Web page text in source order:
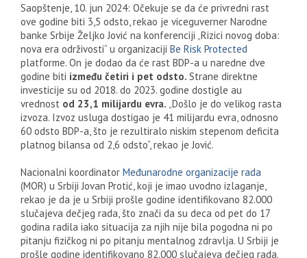
Saopštenje, 10. jun 2024: Očekuje se da će privredni rast
ove godine biti 3,5 odsto, rekao je viceguverner Narodne
banke Srbije Željko Jović na konferenciji „Rizici novog doba:
nova era održivosti“ u organizaciji Be Risk Protected
platforme. On je dodao da će rast BDP-a u naredne dve
godine biti između četiri i pet odsto. Strane direktne
investicije su od 2018. do 2023. godine dostigle au
vrednost od 23,1 milijardu evra. „Došlo je do velikog rasta
izvoza. Izvoz usluga dostigao je 41 milijardu evra, odnosno
60 odsto BDP-a, što je rezultiralo niskim stepenom deficita
platnog bilansa od 2,6 odsto“, rekao je Jović.
Nacionalni koordinator Međunarodne organizacije rada
(MOR) u Srbiji Jovan Protić, koji je imao uvodno izlaganje,
rekao je da je u Srbiji prošle godine identifikovano 82.000
slučajeva dečjeg rada, što znači da su deca od pet do 17
godina radila iako situacija za njih nije bila pogodna ni po
pitanju fizičkog ni po pitanju mentalnog zdravlja. U Srbiji je
prošle godine identifikovano 82.000 slučajeva dečjeg rada.